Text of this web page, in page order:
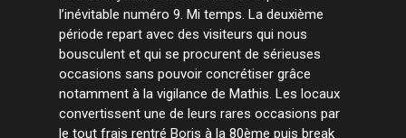
l’inévitable numéro 9. Mi temps. La deuxième
période repart avec des visiteurs qui nous
bousculent et qui se procurent de sérieuses
occasions sans pouvoir concrétiser grâce
notamment à la vigilance de Mathis. Les locaux
convertissent une de leurs rares occasions par
le tout frais rentré Boris à la 80ème puis break